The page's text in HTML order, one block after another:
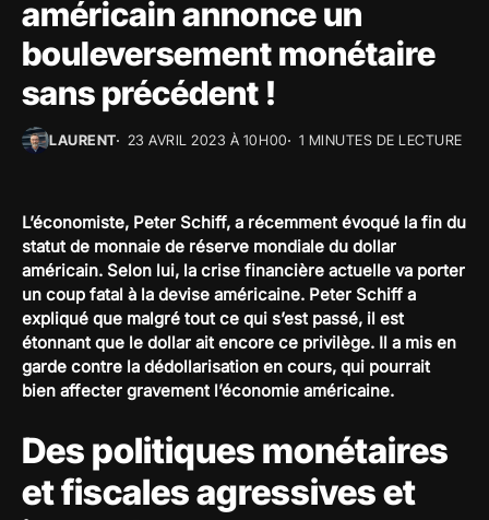
américain annonce un
bouleversement monétaire
sans précédent !
LAURENT 23 AVRIL 2023 À 10H00 1 MINUTES DE LECTURE
L’économiste, Peter Schiff, a récemment évoqué la fin du
statut de monnaie de réserve mondiale du dollar
américain. Selon lui, la crise financière actuelle va porter
un coup fatal à la devise américaine. Peter Schiff a
expliqué que malgré tout ce qui s’est passé, il est
étonnant que le dollar ait encore ce privilège. Il a mis en
garde contre la dédollarisation en cours, qui pourrait
bien affecter gravement l’économie américaine.
Des politiques monétaires
et fiscales agressives et